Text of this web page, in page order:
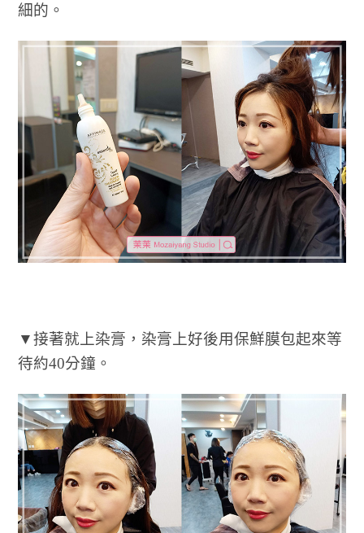
細的。
▼接著就上染膏，染膏上好後用保鮮膜包起來等
待約40分鐘。